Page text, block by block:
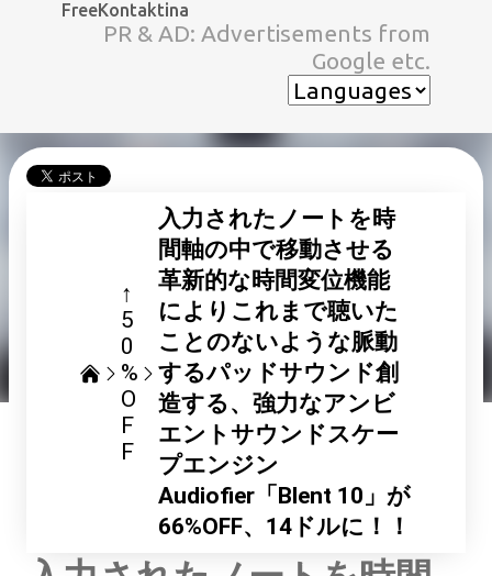
スキップしてメイン コンテンツに移動
FreeKontaktina
PR & AD: Advertisements from
Google etc.
↑
5
0
%
O
F
F
入力されたノートを時
間軸の中で移動させる
革新的な時間変位機能
によりこれまで聴いた
ことのないような脈動
するパッドサウンド創
造する、強力なアンビ
エントサウンドスケー
プエンジン
Audiofier「Blent 10」が
66%OFF、14ドルに！！